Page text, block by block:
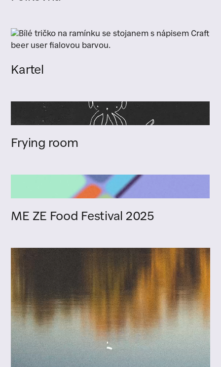
Kartel
Frying room
ME ZE Food Festival 2025